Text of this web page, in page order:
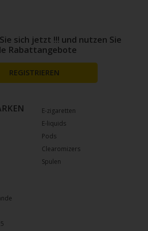
E-zigaretten
E-liquids
Pods
Clearomizers
Spulen
sich jetzt !!! und nutzen Sie
Rabattangebote
REGISTRIEREN